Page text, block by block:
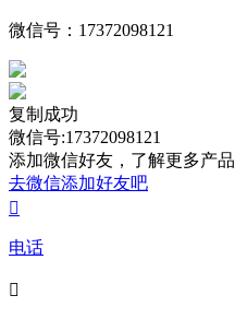
微信号： 17372098121
复制成功
微信号:17372098121
添加微信好友，了解更多产品
去微信添加好友吧

电话
